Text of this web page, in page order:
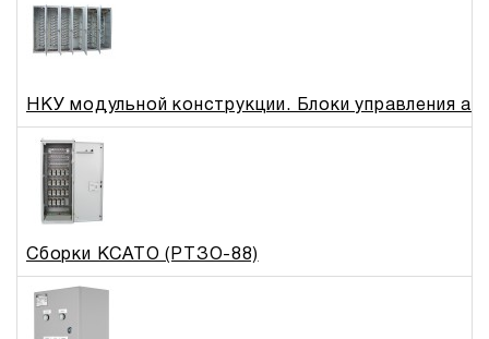
НКУ модульной конструкции. Блоки управления
Сборки КСАТО (РТЗО-88)